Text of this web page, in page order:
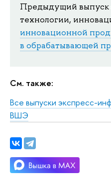
Предыдущий выпуск
технологии,
инновационной
в обрабатывающей
См. также:
Все выпуски экспресс-
ВШЭ